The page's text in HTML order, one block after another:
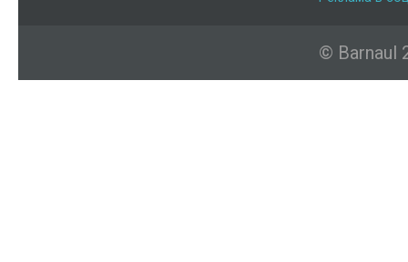
© Barnaul